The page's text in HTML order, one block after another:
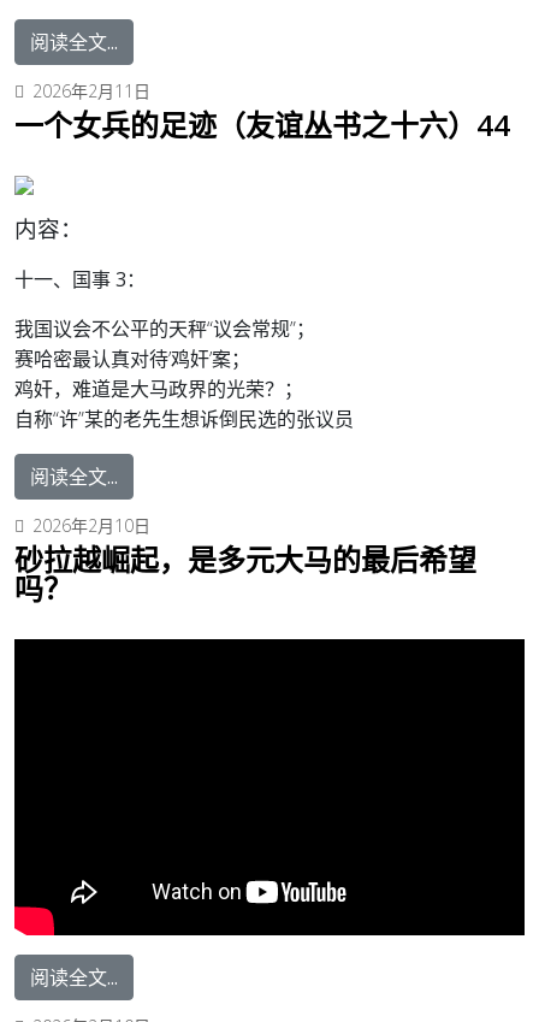
阅读全文...
2026年2月11日
一个女兵的足迹（友谊丛书之十六）44
内容：
十一、国事 3：
我国议会不公平的天秤“议会常规”；
赛哈密最认真对待’鸡奸’案；
鸡奸，难道是大马政界的光荣？；
自称“许”某的老先生想诉倒民选的张议员
阅读全文...
2026年2月10日
砂拉越崛起，是多元大马的最后希望
吗？
阅读全文...